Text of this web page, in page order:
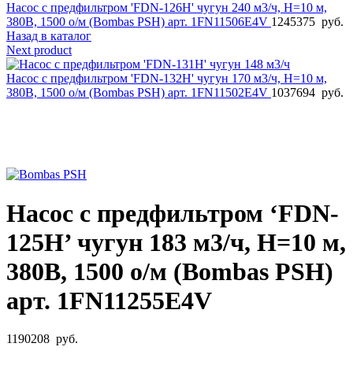
Насос с предфильтром 'FDN-126H' чугун 240 м3/ч, Н=10 м,
380В, 1500 о/м (Bombas PSH) арт. 1FN11506E4V 1245375 руб.
Назад в каталог
Next product
Насос с предфильтром 'FDN-132H' чугун 170 м3/ч, Н=10 м,
380В, 1500 о/м (Bombas PSH) арт. 1FN11502E4V 1037694 руб.
Насос с предфильтром ‘FDN-
125H’ чугун 183 м3/ч, Н=10 м,
380В, 1500 о/м (Bombas PSH)
арт. 1FN11255E4V
1190208 руб.